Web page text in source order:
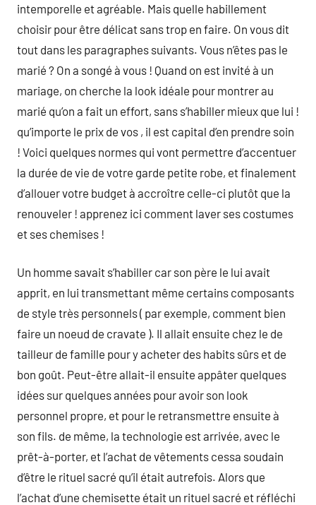
intemporelle et agréable. Mais quelle habillement
choisir pour être délicat sans trop en faire. On vous dit
tout dans les paragraphes suivants. Vous n’êtes pas le
marié ? On a songé à vous ! Quand on est invité à un
mariage, on cherche la look idéale pour montrer au
marié qu’on a fait un effort, sans s’habiller mieux que lui !
qu’importe le prix de vos , il est capital d’en prendre soin
! Voici quelques normes qui vont permettre d’accentuer
la durée de vie de votre garde petite robe, et finalement
d’allouer votre budget à accroître celle-ci plutôt que la
renouveler ! apprenez ici comment laver ses costumes
et ses chemises !
Un homme savait s’habiller car son père le lui avait
apprit, en lui transmettant même certains composants
de style très personnels ( par exemple, comment bien
faire un noeud de cravate ). Il allait ensuite chez le de
tailleur de famille pour y acheter des habits sûrs et de
bon goût. Peut-être allait-il ensuite appâter quelques
idées sur quelques années pour avoir son look
personnel propre, et pour le retransmettre ensuite à
son fils. de même, la technologie est arrivée, avec le
prêt-à-porter, et l’achat de vêtements cessa soudain
d’être le rituel sacré qu’il était autrefois. Alors que
l’achat d’une chemisette était un rituel sacré et réfléchi